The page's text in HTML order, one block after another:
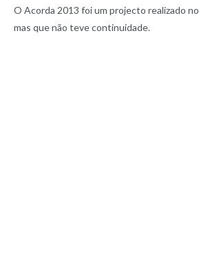
O Acorda 2013 foi um projecto realizado no
mas que não teve continuidade.